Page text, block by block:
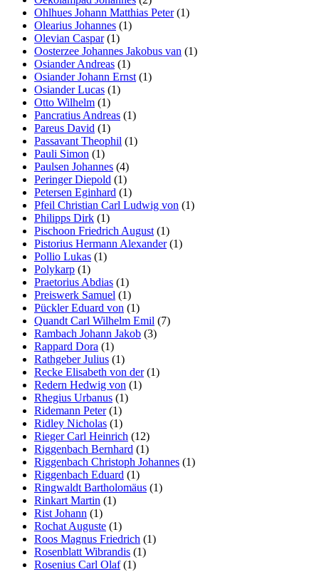
Ohlhues Johann Matthias Peter(1)
Olearius Johannes (1)
Olevian Caspar(1)
Oosterzee Johannes Jakobus van (1)
Osiander Andreas (1)
Osiander Johann Ernst (1)
Osiander Lucas (1)
Otto Wilhelm (1)
Pancratius Andreas (1)
Pareus David (1)
Passavant Theophil (1)
Pauli Simon (1)
Paulsen Johannes (4)
Peringer Diepold (1)
Petersen Eginhard (1)
Pfeil Christian Carl Ludwig von (1)
Philipps Dirk (1)
Pischoon Friedrich August (1)
Pistorius Hermann Alexander(1)
Pollio Lukas (1)
Polykarp (1)
Praetorius Abdias (1)
Preiswerk Samuel (1)
Pückler Eduard von (1)
Quandt Carl Wilhelm Emil (7)
Rambach Johann Jakob (3)
Rappard Dora (1)
Rathgeber Julius (1)
Recke Elisabeth von der(1)
Redern Hedwig von (1)
Rhegius Urbanus (1)
Ridemann Peter(1)
Ridley Nicholas (1)
Rieger Carl Heinrich (12)
Riggenbach Bernhard (1)
Riggenbach Christoph Johannes (1)
Riggenbach Eduard (1)
Ringwaldt Bartholomäus (1)
Rinkart Martin (1)
Rist Johann (1)
Rochat Auguste (1)
Roos Magnus Friedrich (1)
Rosenblatt Wibrandis (1)
Rosenius Carl Olaf(1)